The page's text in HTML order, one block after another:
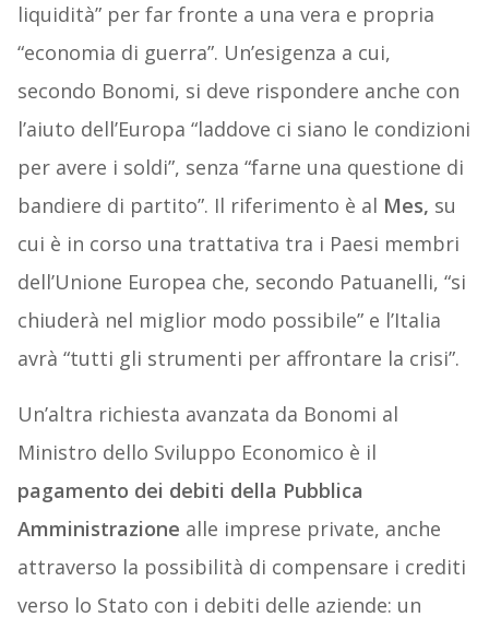
liquidità” per far fronte a una vera e propria
“economia di guerra”. Un’esigenza a cui,
secondo Bonomi, si deve rispondere anche con
l’aiuto dell’Europa “laddove ci siano le condizioni
per avere i soldi”, senza “farne una questione di
bandiere di partito”. Il riferimento è al Mes, su
cui è in corso una trattativa tra i Paesi membri
dell’Unione Europea che, secondo Patuanelli, “si
chiuderà nel miglior modo possibile” e l’Italia
avrà “tutti gli strumenti per affrontare la crisi”.
Un’altra richiesta avanzata da Bonomi al
Ministro dello Sviluppo Economico è il
pagamento dei debiti della Pubblica
Amministrazione alle imprese private, anche
attraverso la possibilità di compensare i crediti
verso lo Stato con i debiti delle aziende: un